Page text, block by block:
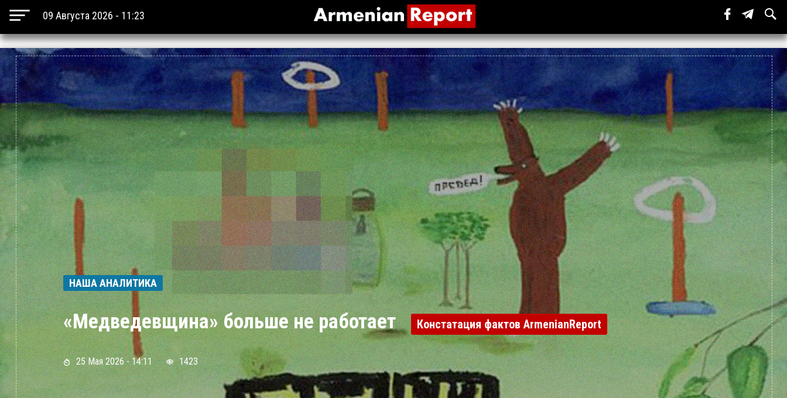
09 Августа 2026 - 11:23
НАША АНАЛИТИКА
«Медведевщина» больше не работает Констатация фактов ArmenianReport
25 Мая 2026 - 14:11 1423